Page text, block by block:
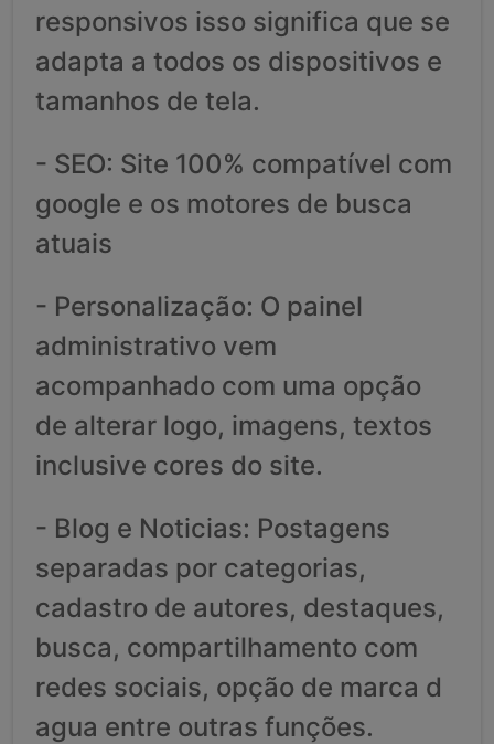
responsivos isso significa que se
adapta a todos os dispositivos e
tamanhos de tela.
- SEO: Site 100% compatível com
google e os motores de busca
atuais
- Personalização: O painel
administrativo vem
acompanhado com uma opção
de alterar logo, imagens, textos
inclusive cores do site.
- Blog e Noticias: Postagens
separadas por categorias,
cadastro de autores, destaques,
busca, compartilhamento com
redes sociais, opção de marca d
agua entre outras funções.